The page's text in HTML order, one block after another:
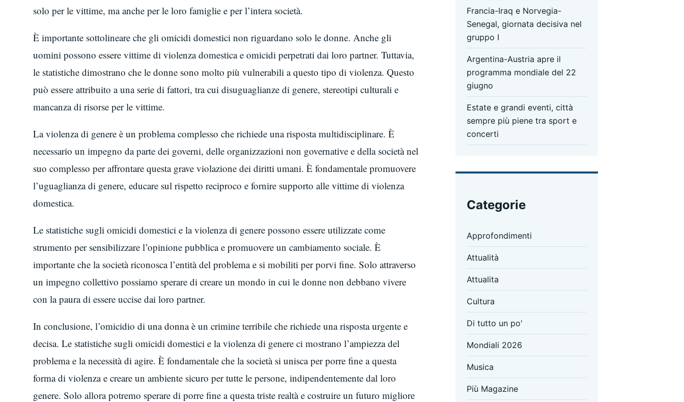
solo per le vittime, ma anche per le loro famiglie e per l’intera società.
È importante sottolineare che gli omicidi domestici non riguardano solo le donne. Anche gli
uomini possono essere vittime di violenza domestica e omicidi perpetrati dai loro partner. Tuttavia,
le statistiche dimostrano che le donne sono molto più vulnerabili a questo tipo di violenza. Questo
può essere attribuito a una serie di fattori, tra cui disuguaglianze di genere, stereotipi culturali e
mancanza di risorse per le vittime.
La violenza di genere è un problema complesso che richiede una risposta multidisciplinare. È
necessario un impegno da parte dei governi, delle organizzazioni non governative e della società nel
suo complesso per affrontare questa grave violazione dei diritti umani. È fondamentale promuovere
l’uguaglianza di genere, educare sul rispetto reciproco e fornire supporto alle vittime di violenza
domestica.
Le statistiche sugli omicidi domestici e la violenza di genere possono essere utilizzate come
strumento per sensibilizzare l’opinione pubblica e promuovere un cambiamento sociale. È
importante che la società riconosca l’entità del problema e si mobiliti per porvi fine. Solo attraverso
un impegno collettivo possiamo sperare di creare un mondo in cui le donne non debbano vivere
con la paura di essere uccise dai loro partner.
In conclusione, l’omicidio di una donna è un crimine terribile che richiede una risposta urgente e
decisa. Le statistiche sugli omicidi domestici e la violenza di genere ci mostrano l’ampiezza del
problema e la necessità di agire. È fondamentale che la società si unisca per porre fine a questa
forma di violenza e creare un ambiente sicuro per tutte le persone, indipendentemente dal loro
genere. Solo allora potremo sperare di porre fine a questa triste realtà e costruire un futuro migliore
Francia-Iraq e Norvegia-
Senegal, giornata decisiva nel
gruppo I
Argentina-Austria apre il
programma mondiale del 22
giugno
Estate e grandi eventi, città
sempre più piene tra sport e
concerti
Categorie
Approfondimenti
Attualità
Attualita
Cultura
Di tutto un po'
Mondiali 2026
Musica
Più Magazine